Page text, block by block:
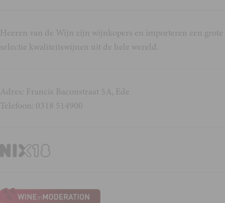
Heeren van de Wijn zijn wijnkopers en importeren een grote
selectie kwaliteitswijnen uit de hele wereld.
Adres: Francis Baconstraat 5A, Ede
Telefoon: 0318 514900